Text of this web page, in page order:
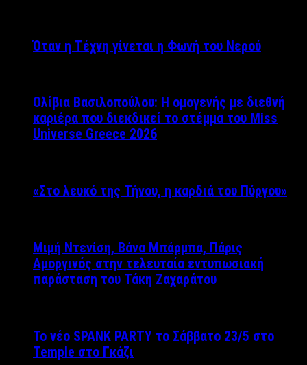
Όταν η Τέχνη γίνεται η Φωνή του Νερού
Ολίβια Βασιλοπούλου: Η ομογενής με διεθνή
καριέρα που διεκδικεί το στέμμα του Miss
Universe Greece 2026
«Στο λευκό της Τήνου, η καρδιά του Πύργου»
Μιμή Ντενίση, Βάνα Μπάρμπα, Πάρις
Αμοργινός στην τελευταία εντυπωσιακή
παράσταση του Τάκη Ζαχαράτου
Το νέο SPANK PARTY το Σάββατο 23/5 στο
Temple στο Γκάζι